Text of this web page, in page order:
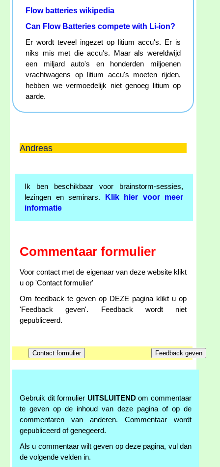
Flow batteries wikipedia
Can Flow Batteries compete with Li-ion?
Er wordt teveel ingezet op litium accu's. Er is
niks mis met die accu's. Maar als wereldwijd
een miljard auto's en honderden miljoenen
vrachtwagens op litium accu's moeten rijden,
hebben we vermoedelijk niet genoeg litium op
aarde.
Andreas
Ik ben beschikbaar voor brainstorm-sessies,
lezingen en seminars.
Klik hier voor meer
informatie
Commentaar formulier
Voor contact met de eigenaar van deze website klikt
u op 'Contact formulier'
Om feedback te geven op DEZE pagina klikt u op
'Feedback geven'. Feedback wordt niet
gepubliceerd.
Gebruik dit formulier UITSLUITENDom commentaar
te geven op de inhoud van deze pagina of op de
commentaren van anderen. Commentaar wordt
gepubliceerd of genegeerd.
Als u commentaar wilt geven op deze pagina, vul dan
de volgende velden in.